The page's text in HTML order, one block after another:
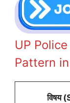
UP
Pattern
विषय